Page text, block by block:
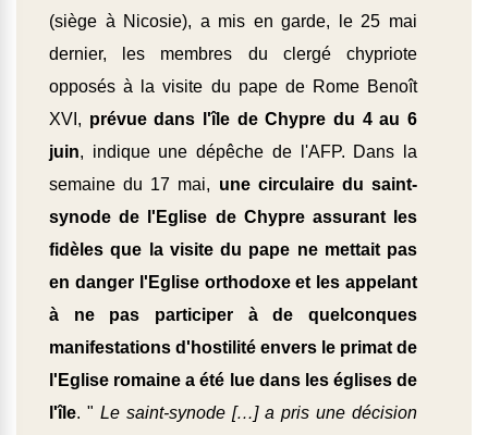
(siège à Nicosie), a mis en garde, le 25 mai
dernier, les membres du clergé chypriote
opposés à la visite du pape de Rome Benoît
XVI, prévue dans l'île de Chypre du 4 au 6
juin, indique une dépêche de l'AFP. Dans la
semaine du 17 mai, une circulaire du saint-
synode de l'Eglise de Chypre assurant les
fidèles que la visite du pape ne mettait pas
en danger l'Eglise orthodoxe et les appelant
à ne pas participer à de quelconques
manifestations d'hostilité envers le primat de
l'Eglise romaine a été lue dans les églises de
l'île. " Le saint-synode […] a pris une décision